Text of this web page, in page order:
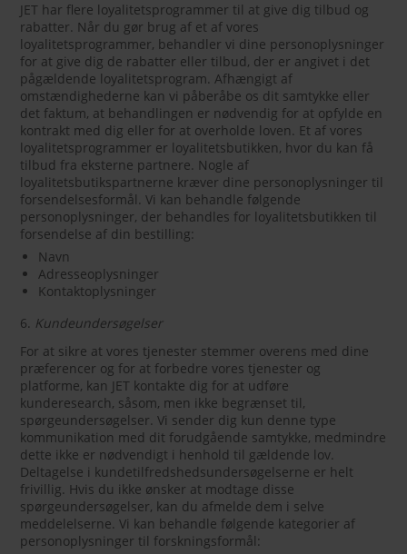
JET har flere loyalitetsprogrammer til at give dig tilbud og
rabatter. Når du gør brug af et af vores
loyalitetsprogrammer, behandler vi dine personoplysninger
for at give dig de rabatter eller tilbud, der er angivet i det
pågældende loyalitetsprogram. Afhængigt af
omstændighederne kan vi påberåbe os dit samtykke eller
det faktum, at behandlingen er nødvendig for at opfylde en
kontrakt med dig eller for at overholde loven. Et af vores
loyalitetsprogrammer er loyalitetsbutikken, hvor du kan få
tilbud fra eksterne partnere. Nogle af
loyalitetsbutikspartnerne kræver dine personoplysninger til
forsendelsesformål. Vi kan behandle følgende
personoplysninger, der behandles for loyalitetsbutikken til
forsendelse af din bestilling:
Navn
Adresseoplysninger
Kontaktoplysninger
6. Kundeundersøgelser
For at sikre at vores tjenester stemmer overens med dine
præferencer og for at forbedre vores tjenester og
platforme, kan JET kontakte dig for at udføre
kunderesearch, såsom, men ikke begrænset til,
spørgeundersøgelser. Vi sender dig kun denne type
kommunikation med dit forudgående samtykke, medmindre
dette ikke er nødvendigt i henhold til gældende lov.
Deltagelse i kundetilfredshedsundersøgelserne er helt
frivillig. Hvis du ikke ønsker at modtage disse
spørgeundersøgelser, kan du afmelde dem i selve
meddelelserne. Vi kan behandle følgende kategorier af
personoplysninger til forskningsformål: